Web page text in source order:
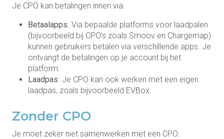
Je CPO kan betalingen innen via:
Betaalapps . Via bepaalde platforms voor laadpalen
(bijvoorbeeld bij CPO’s zoals Smoov en Chargemap)
kunnen gebruikers betalen via verschillende apps. Je
ontvangt de betalingen op je account bij het
platform.
Laadpas . Je CPO kan ook werken met een eigen
laadpas, zoals bijvoorbeeld EVBox.
Zonder CPO
Je moet zeker niet samenwerken met een CPO.